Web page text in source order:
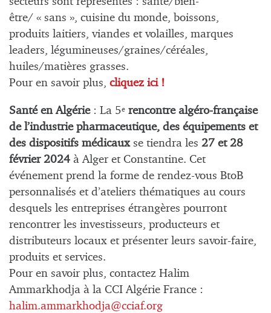
être/ « sans », cuisine du monde, boissons,
produits laitiers, viandes et volailles, marques
leaders, légumineuses/graines/céréales,
huiles/matières grasses.
Pour en savoir plus, cliquez ici !
Santé en Algérie: La 5e rencontre algéro-française
de l’industrie pharmaceutique, des équipements et
des dispositifs médicaux se tiendra les 27 et 28
février 2024 à Alger et Constantine. Cet
événement prend la forme de rendez-vous BtoB
personnalisés et d’ateliers thématiques au cours
desquels les entreprises étrangères pourront
rencontrer les investisseurs, producteurs et
distributeurs locaux et présenter leurs savoir-faire,
produits et services.
Pour en savoir plus, contactez Halim
Ammarkhodja à la CCI Algérie France :
halim.ammarkhodja@cciaf.org